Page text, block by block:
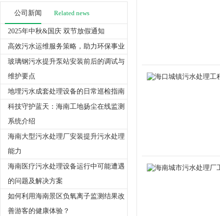
公司新闻 Related news
2025年中秋&国庆 双节放假通知
高效污水运维服务策略，助力环保事业
玻璃钢污水提升泵站安装前后的调试与
维护要点
地埋污水成套处理设备的日常巡检指南
科技守护蓝天：海南工地扬尘在线监测
系统介绍
海南大型污水处理厂安装提升污水处理
能力
海南医疗污水处理设备运行中可能遭遇
的问题及解决方案
如何利用海南景区负氧离子监测结果改
善游客的健康体验？